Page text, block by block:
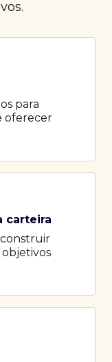
para
oferecer
carteira
construir
objetivos